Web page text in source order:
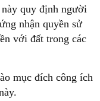
quy định người
nhận quyền sử
với đất trong các
mục đích công ích